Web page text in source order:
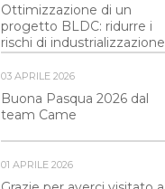
Ottimizzazione di un
progetto BLDC: ridurre i
rischi di industrializzazione
03 APRILE 2026
Buona Pasqua 2026 dal
team Came
01 APRILE 2026